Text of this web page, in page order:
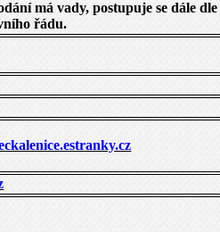
má vady, postupuje se dále dle
řádu.